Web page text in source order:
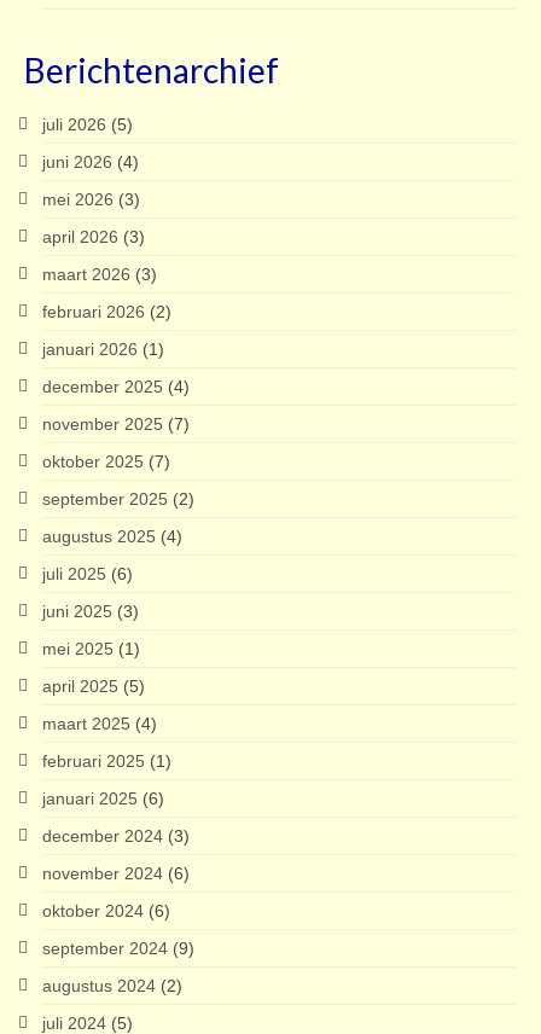
Berichtenarchief
juli 2026 (5)
juni 2026 (4)
mei 2026 (3)
april 2026 (3)
maart 2026 (3)
februari 2026 (2)
januari 2026 (1)
december 2025 (4)
november 2025 (7)
oktober 2025 (7)
september 2025 (2)
augustus 2025 (4)
juli 2025 (6)
juni 2025 (3)
mei 2025 (1)
april 2025 (5)
maart 2025 (4)
februari 2025 (1)
januari 2025 (6)
december 2024 (3)
november 2024 (6)
oktober 2024 (6)
september 2024 (9)
augustus 2024 (2)
juli 2024 (5)